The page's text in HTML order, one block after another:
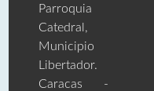
Parroquia
Catedral,
Municipio
Libertador.
Caracas -